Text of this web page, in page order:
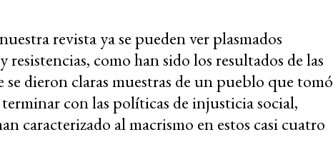
revista ya se pueden ver plasmados
resistencias, como han sido los resultados de las
se dieron claras muestras de un pueblo que tomó
con las políticas de injusticia social,
caracterizado al macrismo en estos casi cuatro